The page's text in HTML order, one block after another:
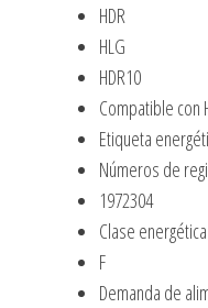
HDR
HLG
HDR10
Compatible con
Etiqueta
Números de
1972304
Clase
F
Demanda de